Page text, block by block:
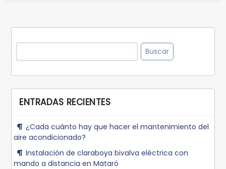
Buscar:
ENTRADAS RECIENTES
¿Cada cuánto hay que hacer el mantenimiento del
aire acondicionado?
Instalación de claraboya bivalva eléctrica con
mando a distancia en Mataró